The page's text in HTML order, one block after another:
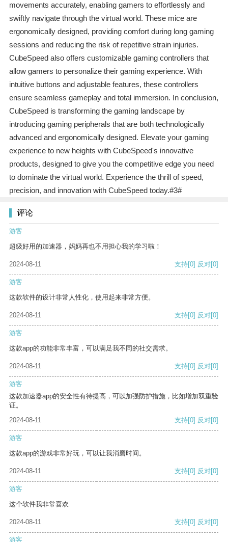
movements accurately, enabling gamers to effortlessly and
swiftly navigate through the virtual world. These mice are
ergonomically designed, providing comfort during long gaming
sessions and reducing the risk of repetitive strain injuries.
CubeSpeed also offers customizable gaming controllers that
allow gamers to personalize their gaming experience. With
intuitive buttons and adjustable features, these controllers
ensure seamless gameplay and total immersion. In conclusion,
CubeSpeed is transforming the gaming landscape by
introducing gaming peripherals that are both technologically
advanced and ergonomically designed. Elevate your gaming
experience to new heights with CubeSpeed's innovative
products, designed to give you the competitive edge you need
to dominate the virtual world. Experience the thrill of speed,
precision, and innovation with CubeSpeed today.#3#
评论
游客
超级好用的加速器，妈妈再也不用担心我的学习啦！
2024-08-11 支持[0] 反对[0]
游客
这款软件的设计非常人性化，使用起来非常方便。
2024-08-11 支持[0] 反对[0]
游客
这款app的功能非常丰富，可以满足我不同的社交需求。
2024-08-11 支持[0] 反对[0]
游客
这款加速器app的安全性有待提高，可以加强防护措施，比如增加双重验
证。
2024-08-11
支持[0] 反对[0]
游客
这款app的游戏非常好玩，可以让我消磨时间。
2024-08-11 支持[0] 反对[0]
游客
这个软件我非常喜欢
2024-08-11 支持[0] 反对[0]
游客